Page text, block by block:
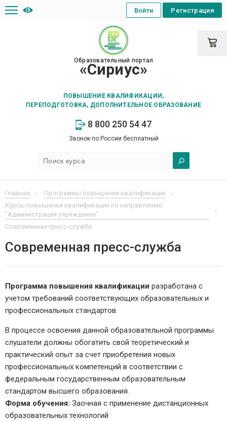
Образовательный портал
«Сириус»
ПОВЫШЕНИЕ КВАЛИФИКАЦИИ,
ПЕРЕПОДГОТОВКА, ДОПОЛНИТЕЛЬНОЕ ОБРАЗОВАНИЕ
8 800 250 54 47
Звонок по России бесплатный
Регистрация
Войти
Главная
Программы повышения квалификации
Курсы повышения квалификации по направлению
"Администрация учреждения"
Современная пресс-служба
Современная пресс-служба
Программа повышения квалификации разработана с
учетом требований соответствующих образовательных и
профессиональных стандартов.
В процессе освоения данной образовательной программы
слушатели должны обогатить свой теоретический и
практический опыт за счет приобретения новых
профессиональных компетенций в соответствии с
федеральным государственным образовательным
стандартом высшего образования.
Форма обучения: Заочная с применение дистанционных
образовательных технологий